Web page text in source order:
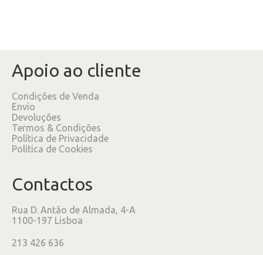
Apoio ao cliente
Condições de Venda
Envio
Devoluções
Termos & Condições
Política de Privacidade
Política de Cookies
Contactos
Rua D. Antão de Almada, 4-A
1100-197 Lisboa
213 426 636